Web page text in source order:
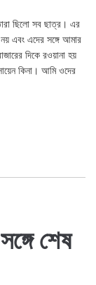
ছিলো সব ছাত্র। এর
নয় এবং এদের সঙ্গে আমার
দিকে রওয়ানা হয়
কিনা। আমি ওদের
শেষ